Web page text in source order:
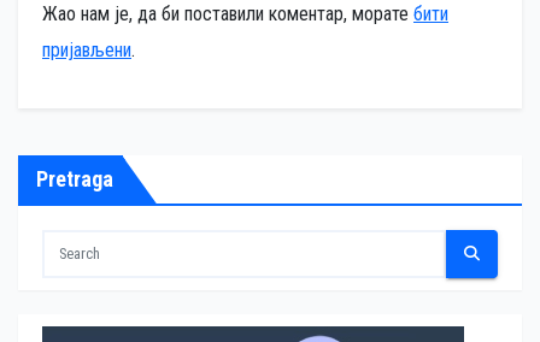
Жао нам је, да би поставили коментар, морате бити
пријављени.
Pretraga